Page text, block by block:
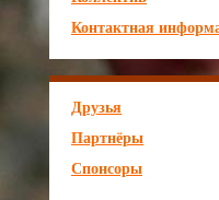
Контактная
Друзья
Партнёры
Спонсоры